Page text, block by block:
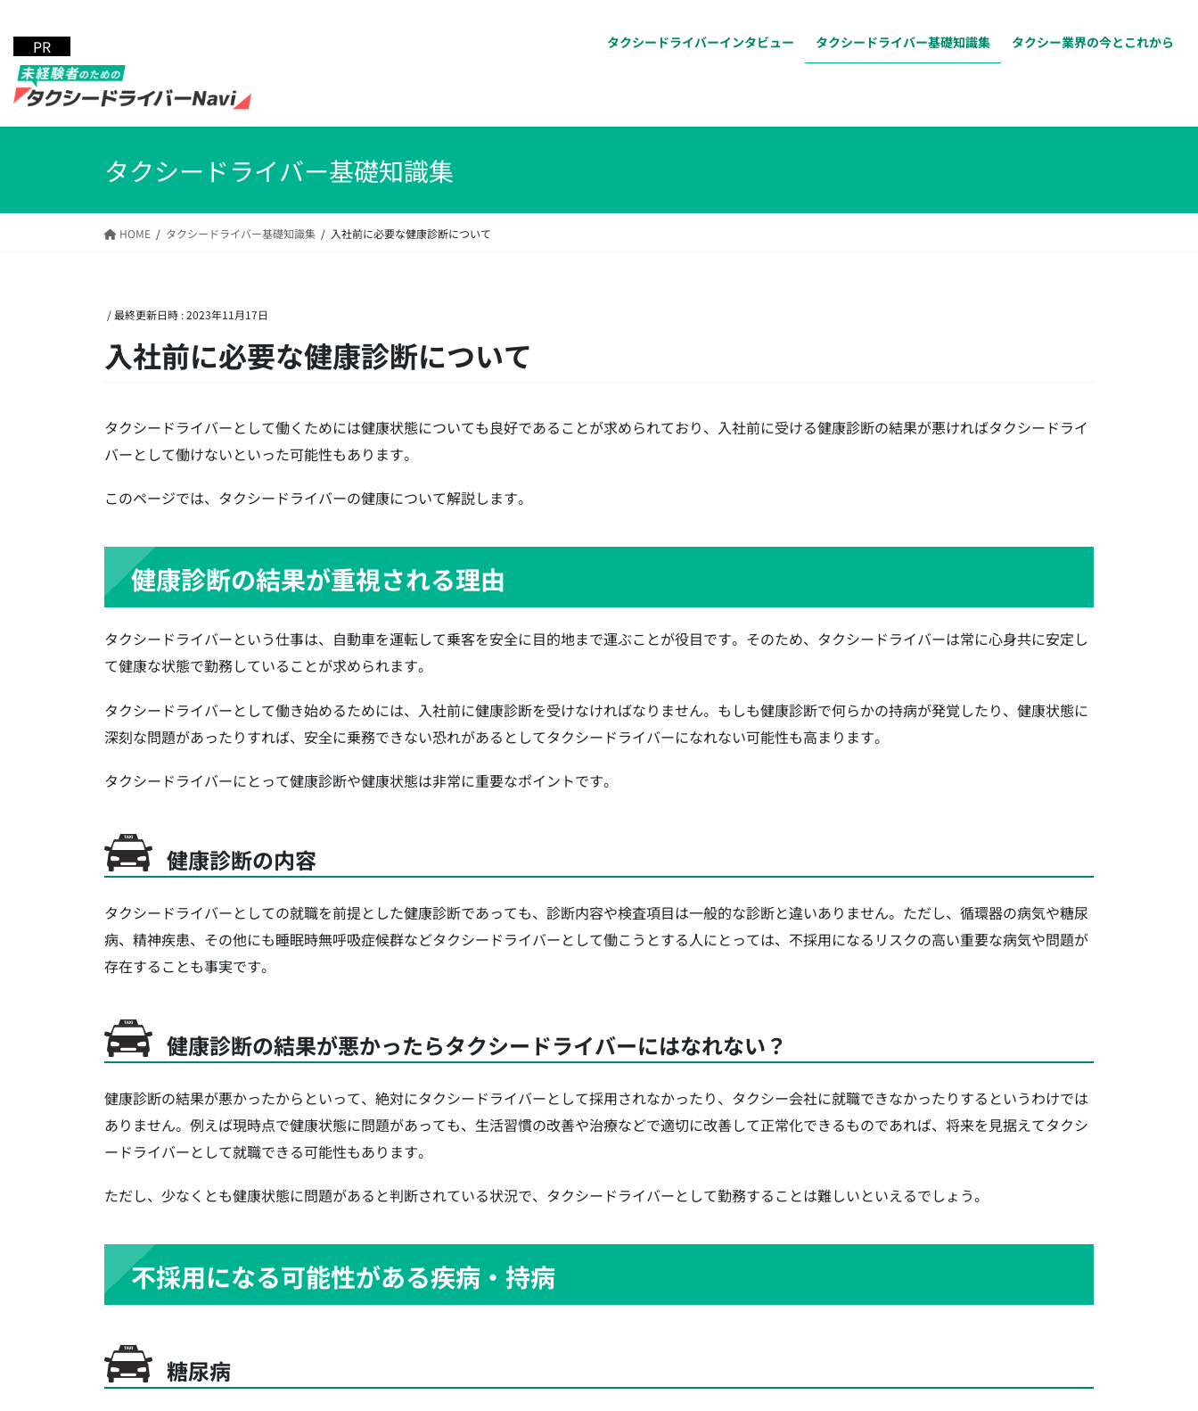
タクシードライバーインタビュー タクシードライバー基礎知識集 タクシー業界の今とこれから
タクシードライバー基礎知識集
HOME タクシードライバー基礎知識集 入社前に必要な健康診断について
/ 最終更新日時 :2023年11月17日
入社前に必要な健康診断について
タクシードライバーとして働くためには健康状態についても良好であることが求められており、入社前に受ける健康診断の結果が悪ければタクシードライ
バーとして働けないといった可能性もあります。
このページでは、タクシードライバーの健康について解説します。
健康診断の結果が重視される理由
タクシードライバーという仕事は、自動車を運転して乗客を安全に目的地まで運ぶことが役目です。そのため、タクシードライバーは常に心身共に安定し
て健康な状態で勤務していることが求められます。
タクシードライバーとして働き始めるためには、入社前に健康診断を受けなければなりません。もしも健康診断で何らかの持病が発覚したり、健康状態に
深刻な問題があったりすれば、安全に乗務できない恐れがあるとしてタクシードライバーになれない可能性も高まります。
タクシードライバーにとって健康診断や健康状態は非常に重要なポイントです。
健康診断の内容
タクシードライバーとしての就職を前提とした健康診断であっても、診断内容や検査項目は一般的な診断と違いありません。ただし、循環器の病気や糖尿
病、精神疾患、その他にも睡眠時無呼吸症候群などタクシードライバーとして働こうとする人にとっては、不採用になるリスクの高い重要な病気や問題が
存在することも事実です。
健康診断の結果が悪かったらタクシードライバーにはなれない？
健康診断の結果が悪かったからといって、絶対にタクシードライバーとして採用されなかったり、タクシー会社に就職できなかったりするというわけでは
ありません。例えば現時点で健康状態に問題があっても、生活習慣の改善や治療などで適切に改善して正常化できるものであれば、将来を見据えてタクシ
ードライバーとして就職できる可能性もあります。
ただし、少なくとも健康状態に問題があると判断されている状況で、タクシードライバーとして勤務することは難しいといえるでしょう。
不採用になる可能性がある疾病・持病
糖尿病